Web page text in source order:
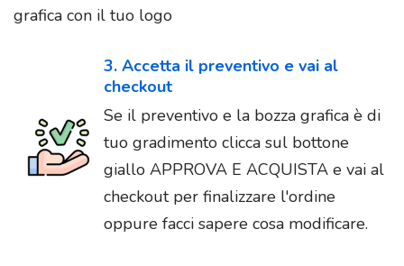
grafica con il tuo logo
3. Accetta il preventivo e vai al
checkout
Se il preventivo e la bozza grafica è di
tuo gradimento clicca sul bottone
giallo APPROVA E ACQUISTA e vai al
checkout per finalizzare l'ordine
oppure facci sapere cosa modificare.